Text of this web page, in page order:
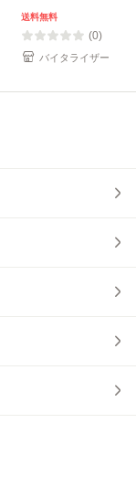
紐靴 ローカット カ
ジュアル ブラック
黒 グレ
送料無料
(0)
バイタライザー